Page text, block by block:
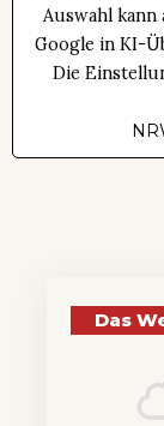
Auswahl
Google in KI-
Die
Das